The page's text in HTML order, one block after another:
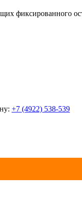
фиксированного
+7 (4922) 538-539